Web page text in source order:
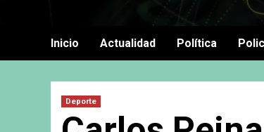
Inicio Actualidad Política
Deporte